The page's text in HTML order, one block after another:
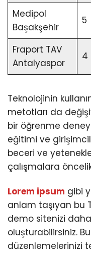
Medipol
Başakşehir
5
Fraport TAV
Antalyaspor
4
Teknolojinin
metotları da
bir öğrenme
eğitimi ve
beceri ve
çalışmalara
Lorem ipsum gibi
anlam taşıyan bu
demo sitenizi
oluşturabilirsiniz.
düzenlemelerinizi